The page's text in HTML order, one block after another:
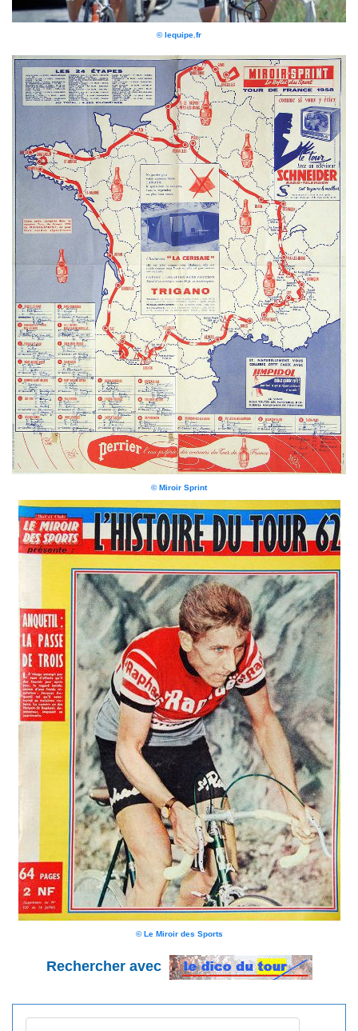
© lequipe.fr
© Miroir Sprint
© Le Miroir des Sports
Rechercher avec